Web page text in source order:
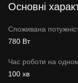
Основні
Споживана
780 Вт
Час роботи на
100 хв